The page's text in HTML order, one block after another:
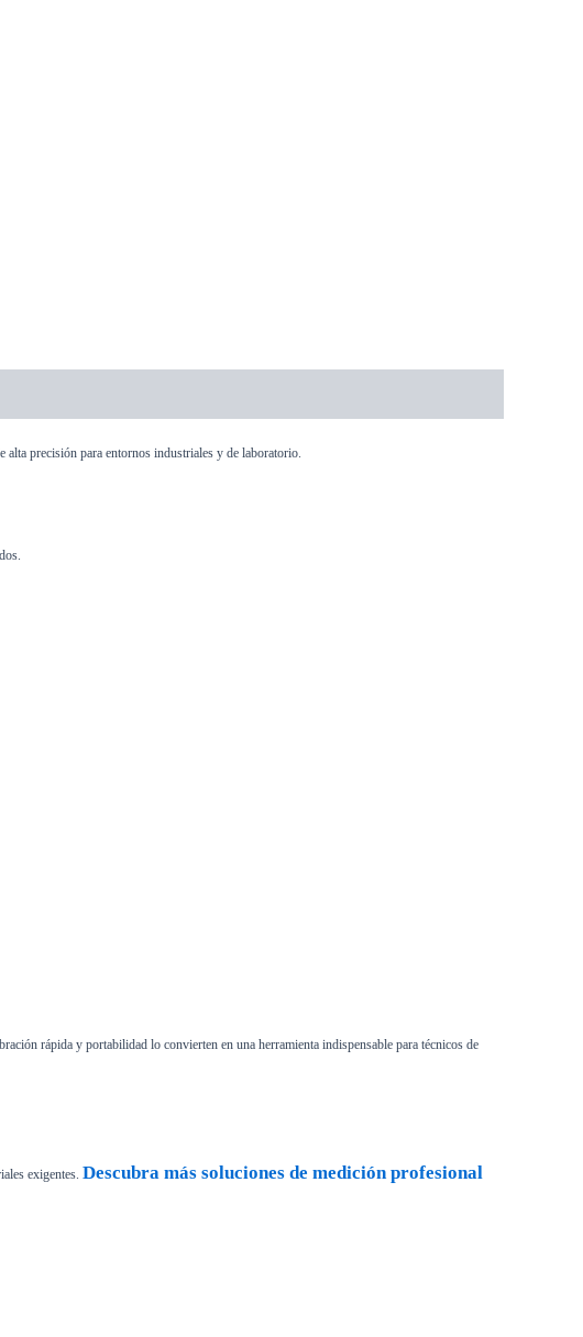
precisión para entornos industriales y de laboratorio.
rápida y portabilidad lo convierten en una herramienta indispensable para técnicos de
exigentes. Descubra más soluciones de medición profesional